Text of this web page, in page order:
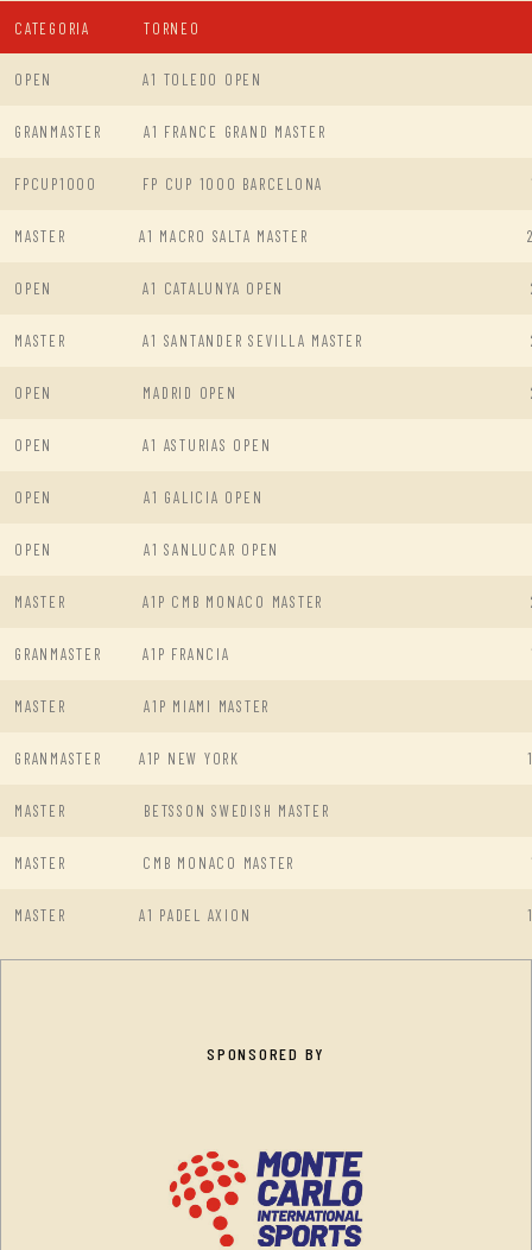
CATEGORIA TORNEO
OPEN A1 TOLEDO OPEN
GRANMASTER A1 FRANCE GRAND MASTER
FPCUP1000 FP CUP 1000 BARCELONA
MASTER A1 MACRO SALTA MASTER
OPEN A1 CATALUNYA OPEN
MASTER A1 SANTANDER SEVILLA MASTER
OPEN MADRID OPEN
OPEN A1 ASTURIAS OPEN
OPEN A1 GALICIA OPEN
OPEN A1 SANLUCAR OPEN
MASTER A1P CMB MONACO MASTER
GRANMASTER A1P FRANCIA
MASTER A1P MIAMI MASTER
GRANMASTER A1P NEW YORK
MASTER BETSSON SWEDISH MASTER
MASTER CMB MONACO MASTER
MASTER A1 PADEL AXION
SPONSORED BY